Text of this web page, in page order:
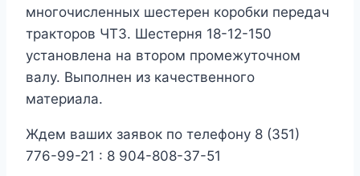
многочисленных шестерен коробки передач
тракторов ЧТЗ. Шестерня 18-12-150
установлена на втором промежуточном
валу. Выполнен из качественного
материала.
Ждем ваших заявок по телефону 8 (351)
776-99-21 : 8 904-808-37-51